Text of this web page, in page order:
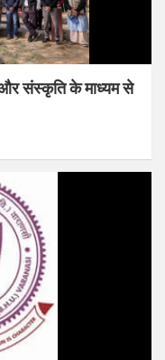
संस्कृति के माध्यम से